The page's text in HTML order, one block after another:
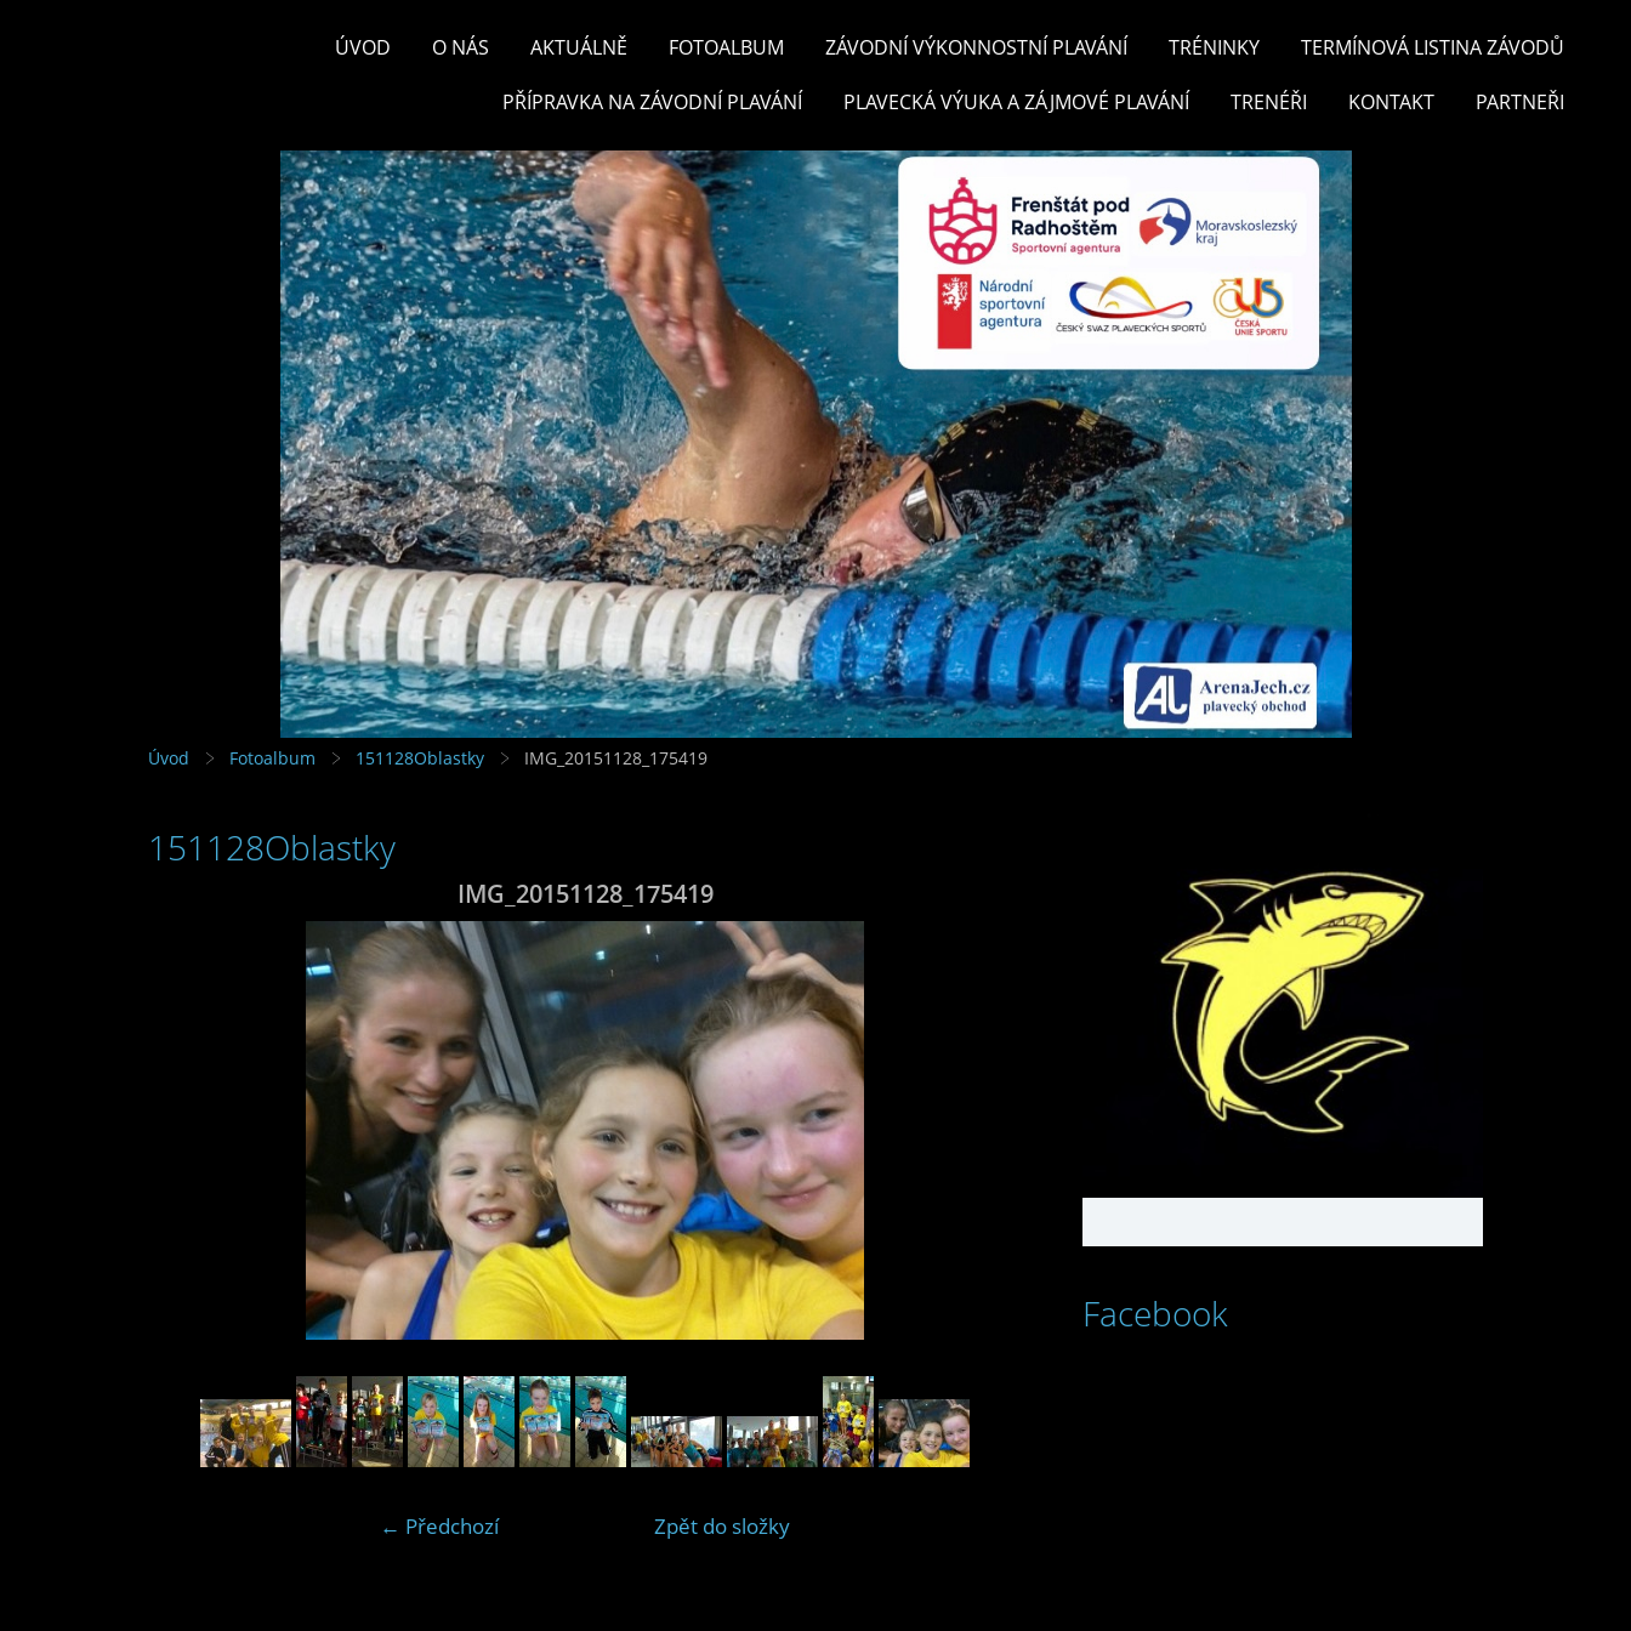
ÚVOD O NÁS AKTUÁLNĚ FOTOALBUM ZÁVODNÍ VÝKONNOSTNÍ PLAVÁNÍ TRÉNINKY TERMÍNOVÁ LISTINA ZÁVODŮ
PŘÍPRAVKA NA ZÁVODNÍ PLAVÁNÍ PLAVECKÁ VÝUKA A ZÁJMOVÉ PLAVÁNÍ TRENÉŘI KONTAKT PARTNEŘI
Úvod Fotoalbum 151128Oblastky IMG_20151128_175419
151128Oblastky
IMG_20151128_175419
← Předchozí Zpět do složky
Facebook